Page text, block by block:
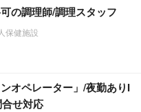
の調理師/調理スタッフ
保健施設
オペレーター」/夜勤ありI
せ対応